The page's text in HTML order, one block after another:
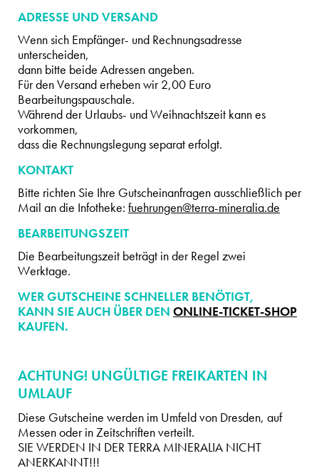
ADRESSE UND VERSAND
Wenn sich Empfänger- und Rechnungsadresse
unterscheiden,
dann bitte beide Adressen angeben.
Für den Versand erheben wir 2,00 Euro
Bearbeitungspauschale.
Während der Urlaubs- und Weihnachtszeit kann es
vorkommen,
dass die Rechnungslegung separat erfolgt.
KONTAKT
Bitte richten Sie Ihre Gutscheinanfragen ausschließlich per
Mail an die Infotheke: fuehrungen@terra-mineralia.de
BEARBEITUNGSZEIT
Die Bearbeitungszeit beträgt in der Regel zwei
Werktage.
WER GUTSCHEINE SCHNELLER BENÖTIGT,
KANN SIE AUCH ÜBER DEN ONLINE-TICKET-SHOP
KAUFEN.
ACHTUNG! UNGÜLTIGE FREIKARTEN IN
UMLAUF
Diese Gutscheine werden im Umfeld von Dresden, auf
Messen oder in Zeitschriften verteilt.
SIE WERDEN IN DER TERRA MINERALIA NICHT
ANERKANNT!!!